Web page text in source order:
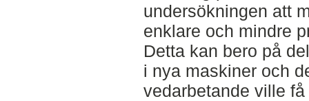
undersökningen att
enklare och mindre
Detta kan bero på
i nya maskiner och
vedarbetande ville